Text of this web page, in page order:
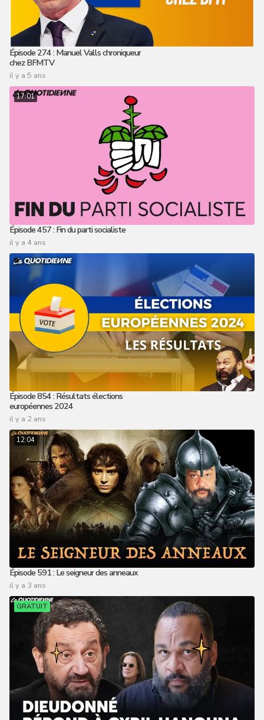
Épisode 274 : Manuel Valls chroniqueur
chez BFMTV
il y a 5 ans
17:01
Épisode 457 : Fin du parti socialiste
il y a 4 ans
Épisode 854 : Résultats élections
européennes 2024
il y a 2 ans
12:04
Épisode 591 : Le seigneur des anneaux
il y a 3 ans
GRATUIT